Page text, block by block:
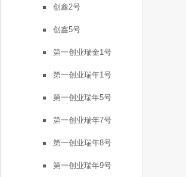
创鑫2号
创鑫5号
第一创业瑞金1号
第一创业瑞年1号
第一创业瑞年5号
第一创业瑞年7号
第一创业瑞年8号
第一创业瑞年9号